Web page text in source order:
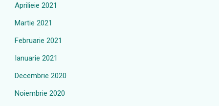
Aprilieie 2021
Martie 2021
Februarie 2021
Ianuarie 2021
Decembrie 2020
Noiembrie 2020